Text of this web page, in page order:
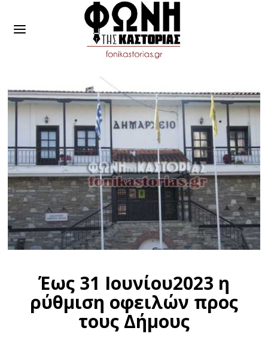
Έως 31 Ιουνίου2023 η
ρύθμιση οφειλών προς
τους Δήμους